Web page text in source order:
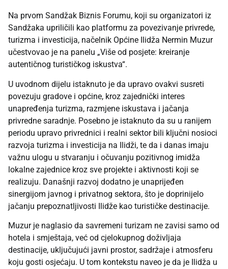
Na prvom Sandžak Biznis Forumu, koji su organizatori iz
Sandžaka upriličili kao platformu za povezivanje privrede,
turizma i investicija, načelnik Općine Ilidža Nermin Muzur
učestvovao je na panelu „Više od posjete: kreiranje
autentičnog turističkog iskustva“.
U uvodnom dijelu istaknuto je da upravo ovakvi susreti
povezuju gradove i općine, kroz zajednički interes
unapređenja turizma, razmjene iskustava i jačanja
privredne saradnje. Posebno je istaknuto da su u ranijem
periodu upravo privrednici i realni sektor bili ključni nosioci
razvoja turizma i investicija na Ilidži, te da i danas imaju
važnu ulogu u stvaranju i očuvanju pozitivnog imidža
lokalne zajednice kroz sve projekte i aktivnosti koji se
realizuju. Današnji razvoj dodatno je unaprijeđen
sinergijom javnog i privatnog sektora, što je doprinijelo
jačanju prepoznatljivosti Ilidže kao turističke destinacije.
Muzur je naglasio da savremeni turizam ne zavisi samo od
hotela i smještaja, već od cjelokupnog doživljaja
destinacije, uključujući javni prostor, sadržaje i atmosferu
koju gosti osjećaju. U tom kontekstu naveo je da je Ilidža u